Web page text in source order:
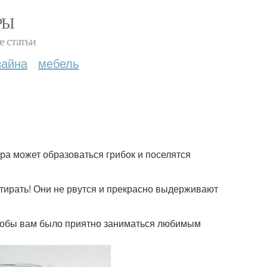
статьи
мебель
может образоваться грибок и поселятся
Они не рвутся и прекрасно выдерживают
вам было приятно заниматься любимым